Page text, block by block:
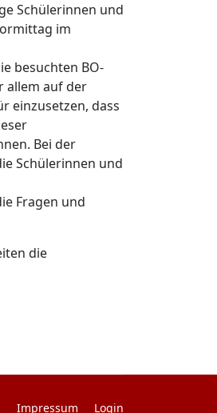
Schülerinnen und
im
besuchten BO-
allem auf der
einzusetzen, dass
Bei der
Schülerinnen und
Fragen und
die
Impressum Login